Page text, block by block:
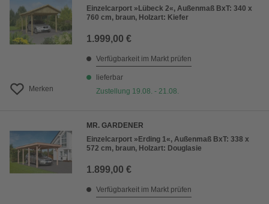
Merken
Einzelcarport »Lübeck 2«, Außenmaß BxT: 340 x
760 cm, braun, Holzart: Kiefer
1.999,00 €
Verfügbarkeit im Markt prüfen
lieferbar
Zustellung 19.08. - 21.08.
MR. GARDENER
Einzelcarport »Erding 1«, Außenmaß BxT: 338 x
572 cm, braun, Holzart: Douglasie
1.899,00 €
Verfügbarkeit im Markt prüfen